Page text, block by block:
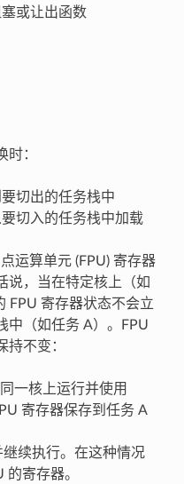
或让出函数
：
切出的任务栈中
切入的任务栈中加载
运算单元 (FPU) 寄存器
说，当在特定核上（如
FPU 寄存器状态不会立
中（如任务 A）。FPU
持不变：
一核上运行并使用
寄存器保存到任务 A
续执行。在这种情况
的寄存器。